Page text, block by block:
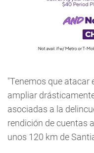
"Tenemos que atacar
ampliar
asociadas a la
rendición de cuentas
unos 120 km de